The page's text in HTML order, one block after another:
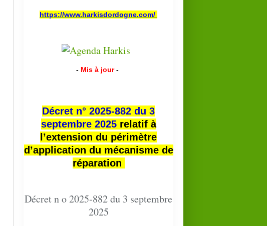
https://www.harkisdordogne.com/
- Mis à jour -
Décret n° 2025-882 du 3
septembre 2025relatif à
l’extension du périmètre
d’application du mécanisme de
réparation
Décret n o 2025-882 du 3 septembre
2025